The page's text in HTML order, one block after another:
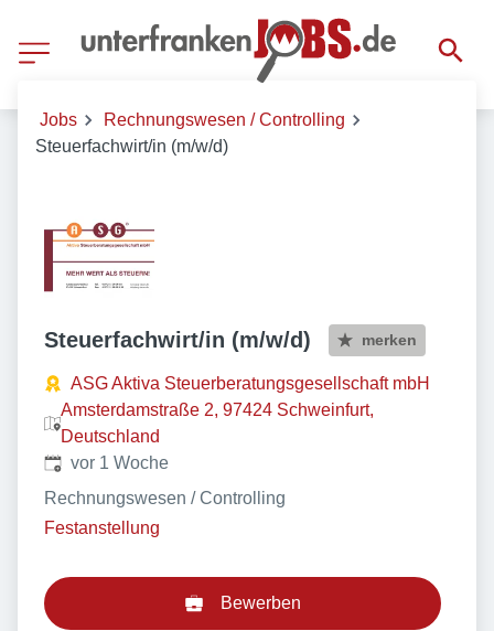
Jobs
Rechnungswesen / Controlling
Steuerfachwirt/in (m/w/d)
Steuerfachwirt/in (m/w/d) merken
ASG Aktiva Steuerberatungsgesellschaft mbH
Amsterdamstraße 2, 97424 Schweinfurt,
Deutschland
Veröffentlicht:
vor 1 Woche
Rechnungswesen / Controlling
Festanstellung
Bewerben